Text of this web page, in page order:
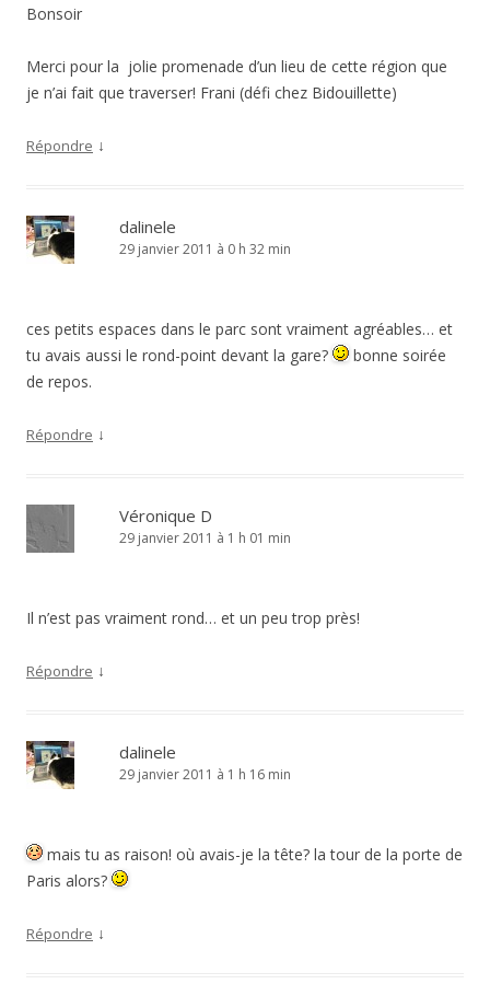
Bonsoir
Merci pour la jolie promenade d’un lieu de cette région que
je n’ai fait que traverser! Frani (défi chez Bidouillette)
Répondre ↓
dalinele
29 janvier 2011 à 0 h 32 min
ces petits espaces dans le parc sont vraiment agréables… et
tu avais aussi le rond-point devant la gare?
bonne soirée
de repos.
Répondre ↓
Véronique D
29 janvier 2011 à 1 h 01 min
Il n’est pas vraiment rond… et un peu trop près!
Répondre ↓
dalinele
29 janvier 2011 à 1 h 16 min
mais tu as raison! où avais-je la tête? la tour de la porte de
Paris alors?
Répondre ↓